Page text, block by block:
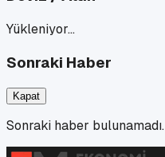
Yükleniyor…
Sonraki Haber
Kapat
Sonraki haber bulunamadı.